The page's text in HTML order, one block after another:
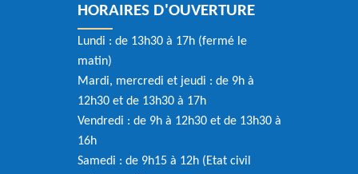
HORAIRES D'OUVERTURE
Lundi : de 13h30 à 17h (fermé le
matin)
Mardi, mercredi et jeudi : de 9h à
12h30 et de 13h30 à 17h
Vendredi : de 9h à 12h30 et de 13h30 à
16h
Samedi : de 9h15 à 12h (Etat civil